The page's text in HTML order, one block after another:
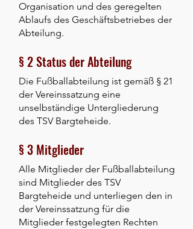
Organisation und des geregelten
Ablaufs des Geschäftsbetriebes der
Abteilung.
§ 2 Status der Abteilung
Die Fußballabteilung ist gemäß § 21
der Vereinssatzung eine
unselbständige Untergliederung
des TSV Bargteheide.
§ 3 Mitglieder
Alle Mitglieder der Fußballabteilung
sind Mitglieder des TSV
Bargteheide und unterliegen den in
der Vereinssatzung für die
Mitglieder festgelegten Rechten